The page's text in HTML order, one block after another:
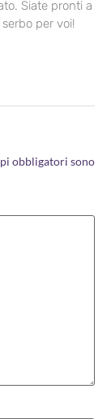
Siate pronti a
per voi!
obbligatori sono